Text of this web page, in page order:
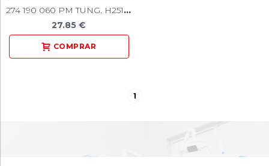
274 190 060 PM TUNG. H251E 1u.
27.85 €
1